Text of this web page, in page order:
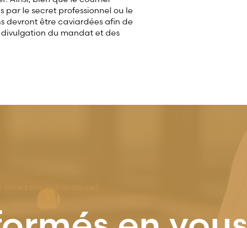
le secret professionnel ou le
devront être caviardées afin de
du mandat et des